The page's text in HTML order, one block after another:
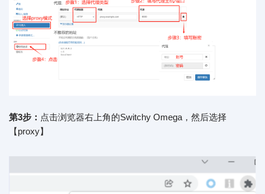
第3步： 点击浏览器右上角的Switchy Omega，然后选择
【proxy】